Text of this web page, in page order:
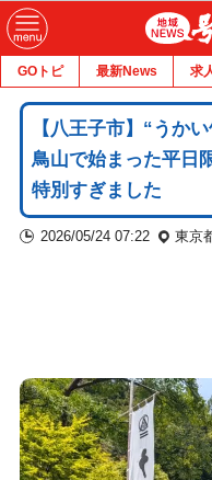
GOトピ 最新News 求
【八王子市】“うか
鳥山で始まった平日
特別すぎました
2026/05/24 07:22 東京